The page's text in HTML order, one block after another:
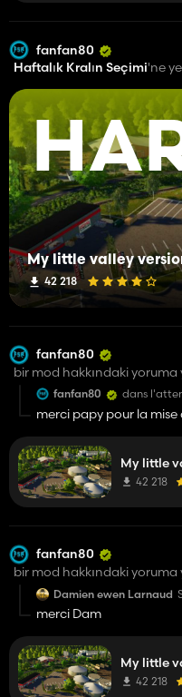
fanfan80
Haftalık Kralın Seçimi'ne
My little valley
42 218
fanfan80
bir mod hakkındaki yoruma
fanfan80
dans
le lien de
merci papy pour la
My little
42 218
fanfan80
bir mod hakkındaki yoruma
Damien ewen Larnaud
merci Dam
My little
42 218